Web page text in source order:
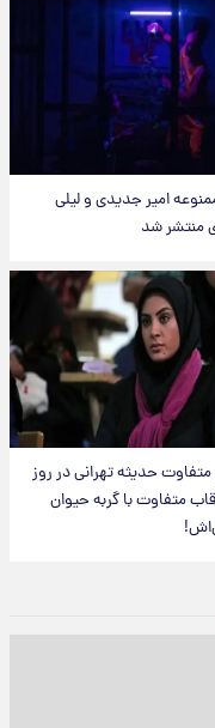
امیر جدیدی و لیلی
شد
حدیثه تهرانی در روز
متفاوت با گربه حیوان